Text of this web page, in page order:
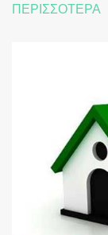
ΠΕΡΙΣΣΟΤΕΡΑ